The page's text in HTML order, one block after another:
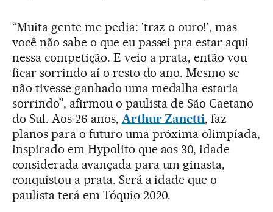
“Muita gente me pedia: 'traz o ouro!', mas
você não sabe o que eu passei pra estar aqui
nessa competição. E veio a prata, então vou
ficar sorrindo aí o resto do ano. Mesmo se
não tivesse ganhado uma medalha estaria
sorrindo”, afirmou o paulista de São Caetano
do Sul. Aos 26 anos, Arthur Zanetti, faz
planos para o futuro uma próxima olimpíada,
inspirado em Hypolito que aos 30, idade
considerada avançada para um ginasta,
conquistou a prata. Será a idade que o
paulista terá em Tóquio 2020.